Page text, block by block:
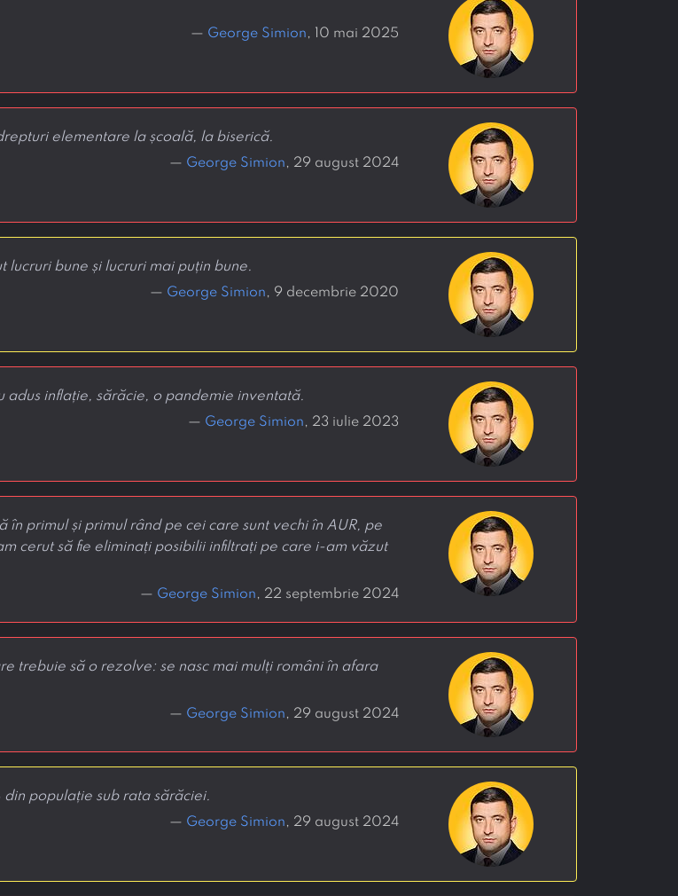
— George Simion, 10 mai 2025
elementare la școală, la biserică.
— George Simion, 29 august 2024
lucruri bune și lucruri mai puțin bune.
— George Simion, 9 decembrie 2020
adus inflație, sărăcie, o pandemie inventată.
— George Simion, 23 iulie 2023
primul și primul rând pe cei care sunt vechi în AUR, pe
cerut să fie eliminați posibilii infiltrați pe care i-am văzut
— George Simion, 22 septembrie 2024
trebuie să o rezolve: se nasc mai mulți români în afara
— George Simion, 29 august 2024
populație sub rata sărăciei.
— George Simion, 29 august 2024